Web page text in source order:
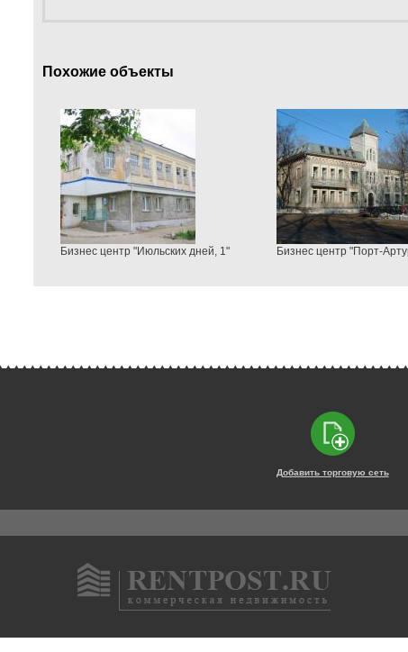
Похожие объекты
Бизнес центр "Июльских дней, 1" Бизнес центр "Порт-
Добавить торговую сеть